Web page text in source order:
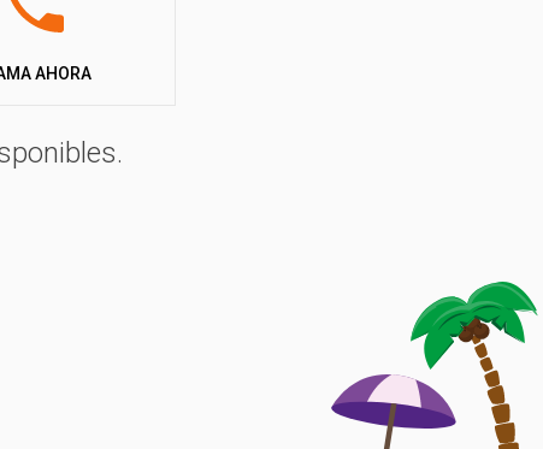
detalle por un grupo cualificado de profesionales
AHORA